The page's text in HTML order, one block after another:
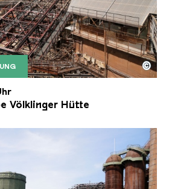
der Völklinger Hütte mit
Völklinger Hütte | Karl
©
Völklinger Hütte